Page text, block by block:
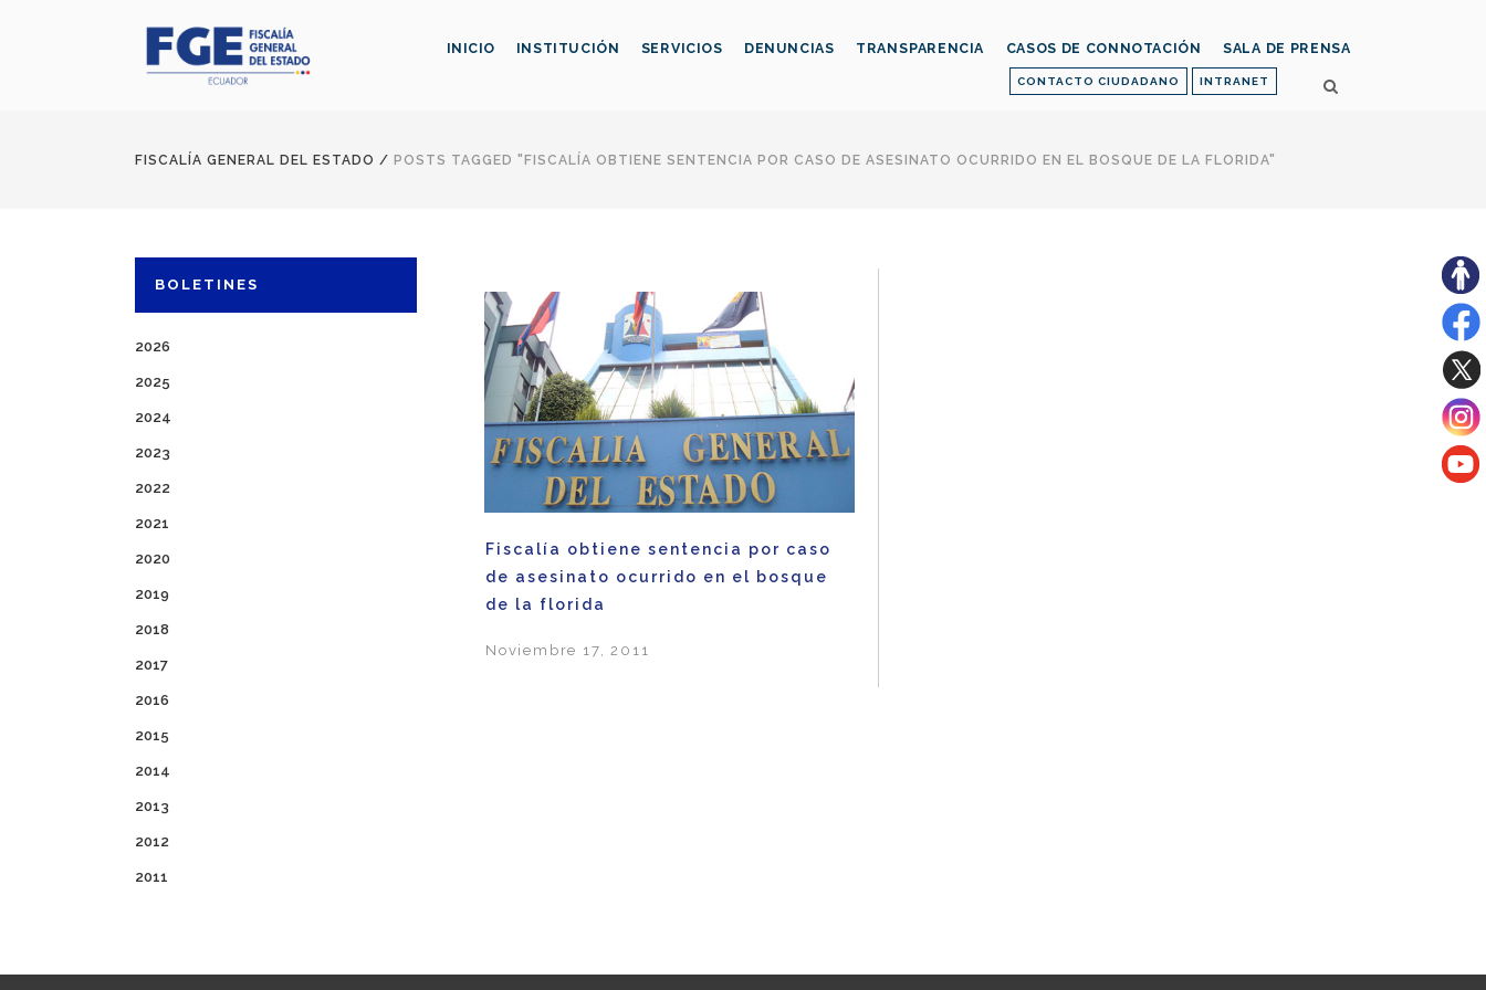
CONTACTO CIUDADANO INTRANET
INICIO INSTITUCIÓN SERVICIOS DENUNCIAS TRANSPARENCIA CASOS DE CONNOTACIÓN SALA DE PRENSA
FISCALÍA GENERAL DEL ESTADO / POSTS TAGGED "FISCALÍA OBTIENE SENTENCIA POR CASO DE ASESINATO OCURRIDO EN EL BOSQUE DE LA FLORIDA"
BOLETINES
2026
2025
2024
2023
2022
2021
2020
2019
2018
2017
2016
2015
2014
2013
2012
2011
Fiscalía obtiene sentencia por caso
de asesinato ocurrido en el bosque
de la florida
Noviembre 17, 2011